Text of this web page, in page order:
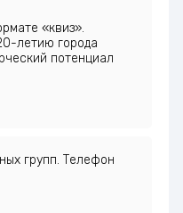
«квиз».
летию города
потенциал
групп. Телефон